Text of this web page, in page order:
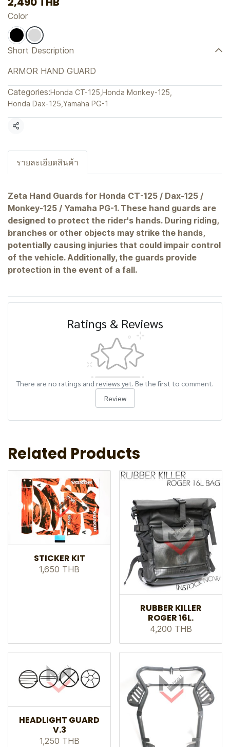
Color
Short Description
ARMOR HAND GUARD
Categories:Honda CT-125 Honda Monkey-125
Honda Dax-125 Yamaha PG-1
Share
รายละเอียดสินค้า
Zeta Hand Guards for Honda CT-125 / Dax-125 /
Monkey-125 / Yamaha PG-1. These hand guards are
designed to protect the rider's hands. During riding,
branches or other objects may strike the hands,
potentially causing injuries that could impair control
of the vehicle. Additionally, the guards provide
protection in the event of a fall.
Ratings & Reviews
There are no ratings and reviews yet. Be the first to comment.
Review
Related Products
STICKER KIT
1,650 THB
RUBBER KILLER
ROGER 16L.
4,200 THB
HEADLIGHT GUARD
V.3
1,250 THB